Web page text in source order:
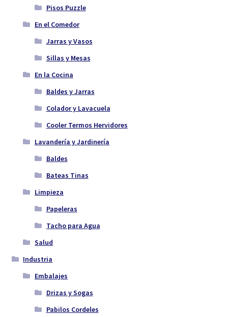
Pisos Puzzle
En el Comedor
Jarras y Vasos
Sillas y Mesas
En la Cocina
Baldes y Jarras
Colador y Lavacuela
Cooler Termos Hervidores
Lavandería y Jardinería
Baldes
Bateas Tinas
Limpieza
Papeleras
Tacho para Agua
Salud
Industria
Embalajes
Drizas y Sogas
Pabilos Cordeles